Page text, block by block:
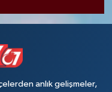
anlık gelişmeler,